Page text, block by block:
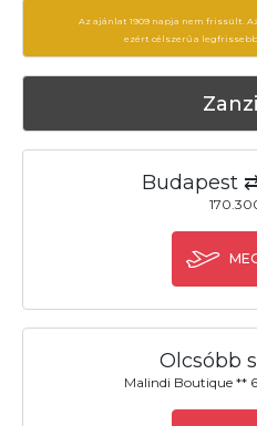
Az ajánlat 1909 napja nem frissült.
ezért célszerű a
Budapest
Olcsóbb
Malindi Boutique **